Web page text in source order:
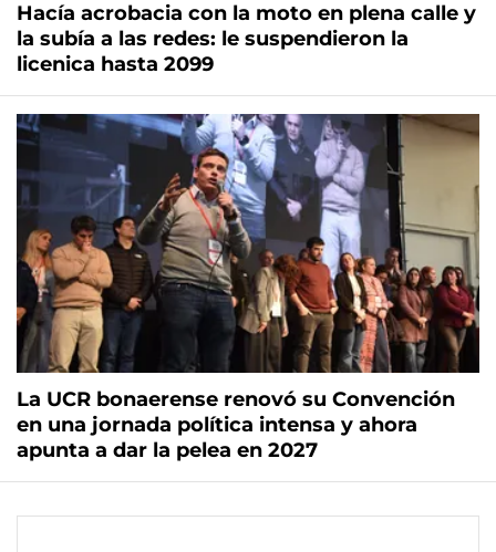
Hacía acrobacia con la moto en plena calle y
la subía a las redes: le suspendieron la
licenica hasta 2099
La UCR bonaerense renovó su Convención
en una jornada política intensa y ahora
apunta a dar la pelea en 2027